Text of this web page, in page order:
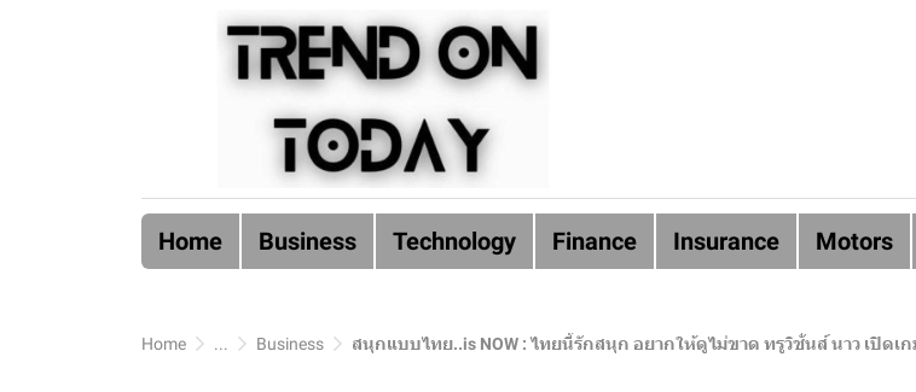
Home Business Technology Finance Insurance Motors
Home ... Business สนุกแบบไทย..is NOW : ไทยนี้รักสนุก อยากให้ดูไม่ขาด ทรูวิชั่นส์ นาว เปิดเกมรุกปี 2026 ผนึกพันธมิตรดันทัพ